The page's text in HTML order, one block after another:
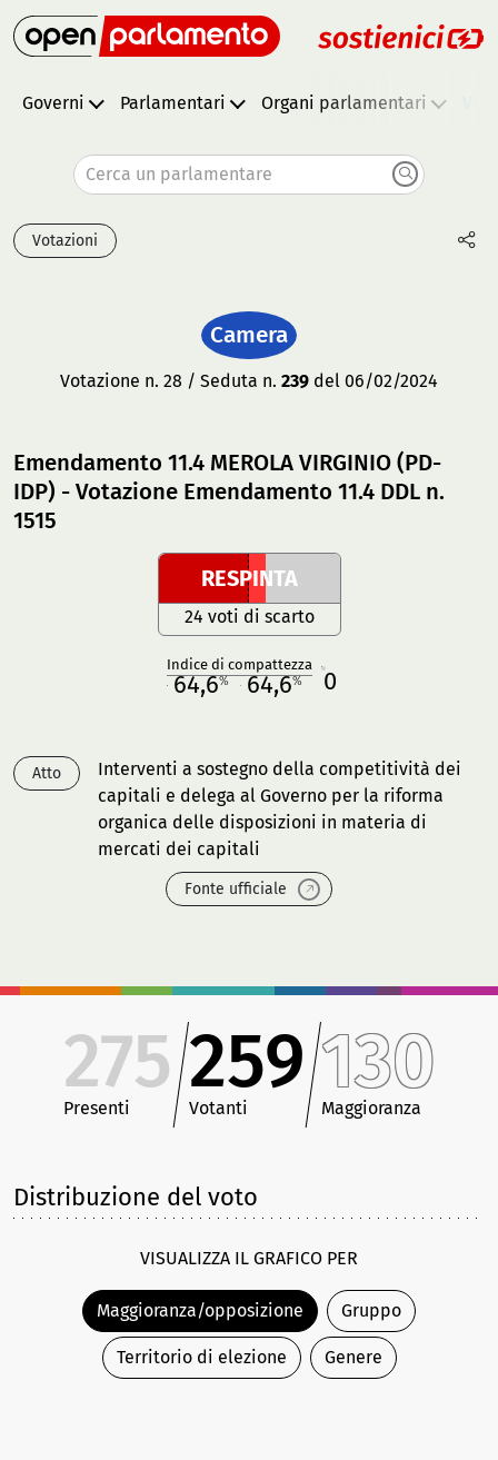
Governi Parlamentari Organi parlamentari
Cerca un parlamentare
Votazioni
Camera
Votazione n. 28 / Seduta n. 239 del 06/02/2024
Emendamento 11.4 MEROLA VIRGINIO (PD-
IDP) - Votazione Emendamento 11.4 DDL n.
1515
RESPINTA
24 voti di scarto
Indice di compattezza
64,6% 64,6% 0
Atto
Interventi a sostegno della competitività dei
capitali e delega al Governo per la riforma
organica delle disposizioni in materia di
mercati dei capitali
Fonte ufficiale
275
Presenti
259
Votanti
130
Maggioranza
Distribuzione del voto
VISUALIZZA IL GRAFICO PER
Maggioranza/opposizione Gruppo
Territorio di elezione Genere